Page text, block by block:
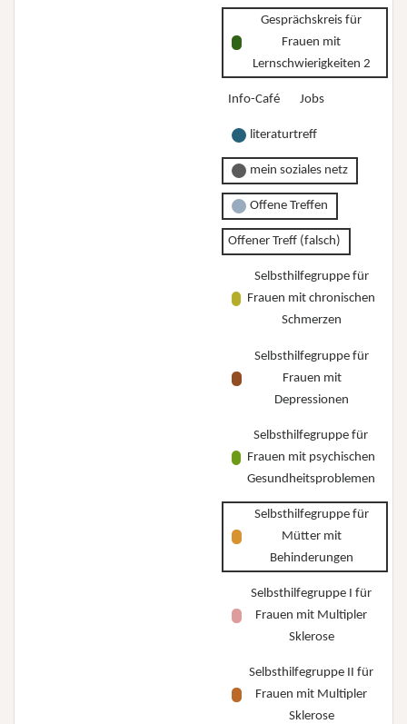
Gesprächskreis für
Frauen mit
Lernschwierigkeiten 2
Info-Café Jobs
literaturtreff
mein soziales netz
Offene Treffen
Offener Treff (falsch)
Selbsthilfegruppe für
Frauen mit chronischen
Schmerzen
Selbsthilfegruppe für
Frauen mit
Depressionen
Selbsthilfegruppe für
Frauen mit psychischen
Gesundheitsproblemen
Selbsthilfegruppe für
Mütter mit
Behinderungen
Selbsthilfegruppe I für
Frauen mit Multipler
Sklerose
Selbsthilfegruppe II für
Frauen mit Multipler
Sklerose